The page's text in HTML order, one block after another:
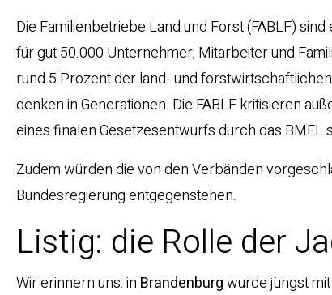
Die Familienbetriebe Land und Forst (FABLF)
für gut 50.000 Unternehmer, Mitarbeiter und
rund 5 Prozent der land- und
denken in Generationen. Die FABLF kritisieren
eines finalen Gesetzesentwurfs durch das BMEL
Zudem würden die von den Verbänden
Bundesregierung entgegenstehen.
Listig: die Rolle der
Wir erinnern uns: inBrandenburgwurde jüngst mit